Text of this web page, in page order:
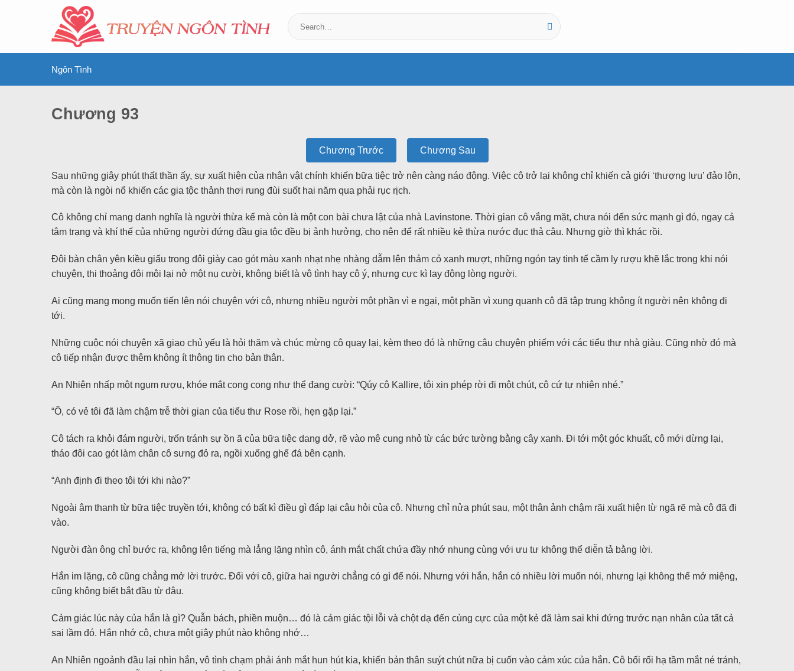
Ngôn Tình
Chương 93
Chương Trước Chương Sau
Sau những giây phút thất thần ấy, sự xuất hiện của nhân vật chính khiến bữa tiệc trở nên càng náo động. Việc cô trở lại không chỉ khiến cả giới ‘thượng lưu’ đảo lộn,
mà còn là ngòi nổ khiến các gia tộc thảnh thơi rung đùi suốt hai năm qua phải rục rịch.
Cô không chỉ mang danh nghĩa là người thừa kế mà còn là một con bài chưa lật của nhà Lavinstone. Thời gian cô vắng mặt, chưa nói đến sức mạnh gì đó, ngay cả
tâm trạng và khí thế của những người đứng đầu gia tộc đều bị ảnh hưởng, cho nên để rất nhiều kẻ thừa nước đục thả câu. Nhưng giờ thì khác rồi.
Đôi bàn chân yên kiều giấu trong đôi giày cao gót màu xanh nhạt nhẹ nhàng dẫm lên thảm cỏ xanh mượt, những ngón tay tinh tế cầm ly rượu khẽ lắc trong khi nói
chuyện, thi thoảng đôi môi lại nở một nụ cười, không biết là vô tình hay cô ý, nhưng cực kì lay động lòng người.
Ai cũng mang mong muốn tiến lên nói chuyện với cô, nhưng nhiều người một phần vì e ngại, một phần vì xung quanh cô đã tập trung không ít người nên không đi
tới.
Những cuộc nói chuyện xã giao chủ yếu là hỏi thăm và chúc mừng cô quay lại, kèm theo đó là những câu chuyện phiếm với các tiểu thư nhà giàu. Cũng nhờ đó mà
cô tiếp nhận được thêm không ít thông tin cho bản thân.
An Nhiên nhấp một ngụm rượu, khóe mắt cong cong như thể đang cười: “Qúy cô Kallire, tôi xin phép rời đi một chút, cô cứ tự nhiên nhé.”
“Ồ, có vẻ tôi đã làm chậm trễ thời gian của tiểu thư Rose rồi, hẹn gặp lại.”
Cô tách ra khỏi đám người, trốn tránh sự ồn ã của bữa tiệc dang dở, rẽ vào mê cung nhỏ từ các bức tường bằng cây xanh. Đi tới một góc khuất, cô mới dừng lại,
tháo đôi cao gót làm chân cô sưng đỏ ra, ngồi xuống ghế đá bên cạnh.
“Anh định đi theo tôi tới khi nào?”
Ngoài âm thanh từ bữa tiệc truyền tới, không có bất kì điều gì đáp lại câu hỏi của cô. Nhưng chỉ nửa phút sau, một thân ảnh chậm rãi xuất hiện từ ngã rẽ mà cô đã đi
vào.
Người đàn ông chỉ bước ra, không lên tiếng mà lẳng lặng nhìn cô, ánh mắt chất chứa đầy nhớ nhung cùng với ưu tư không thể diễn tả bằng lời.
Hắn im lặng, cô cũng chẳng mở lời trước. Đối với cô, giữa hai người chẳng có gì để nói. Nhưng với hắn, hắn có nhiều lời muốn nói, nhưng lại không thể mở miệng,
cũng không biết bắt đầu từ đâu.
Cảm giác lúc này của hắn là gì? Quẫn bách, phiền muộn… đó là cảm giác tội lỗi và chột dạ đến cùng cực của một kẻ đã làm sai khi đứng trước nạn nhân của tất cả
sai lầm đó. Hắn nhớ cô, chưa một giây phút nào không nhớ…
An Nhiên ngoảnh đầu lại nhìn hắn, vô tình chạm phải ánh mắt hun hút kia, khiến bản thân suýt chút nữa bị cuốn vào cảm xúc của hắn. Cô bối rối hạ tầm mắt né tránh,